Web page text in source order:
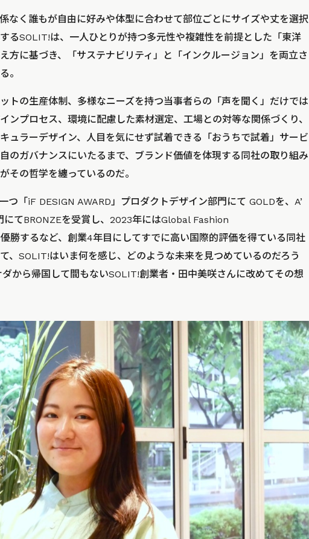
なく誰もが自由に好みや体型に合わせて部位ごとにサイズや丈を選択
るSOLIT!は、一人ひとりが持つ多元性や複雑性を前提とした「東洋
方に基づき、「サステナビリティ」と「インクルージョン」を両立さ
。
トの生産体制、多様なニーズを持つ当事者らの「声を聞く」だけでは
ンプロセス、環境に配慮した素材選定、工場との対等な関係づくり、
ュラーデザイン、人目を気にせず試着できる「おうちで試着」サービ
のガバナンスにいたるまで、ブランド価値を体現する同社の取り組み
その哲学を纏っているのだ。
「iF DESIGN AWARD」プロダクトデザイン部門にて GOLDを、A’
にてBRONZEを受賞し、2023年にはGlobal Fashion
するなど、創業4年目にしてすでに高い国際的評価を得ている同社
、SOLIT!はいま何を感じ、どのような未来を見つめているのだろう
から帰国して間もないSOLIT!創業者・田中美咲さんに改めてその想